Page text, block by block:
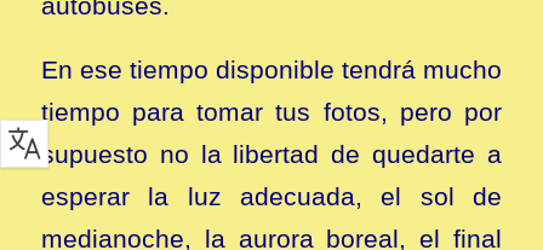
En ese tiempo disponible tendrá mucho
tiempo para tomar tus fotos, pero por
supuesto no la libertad de quedarte a
esperar la luz adecuada, el sol de
medianoche, la aurora boreal, el final